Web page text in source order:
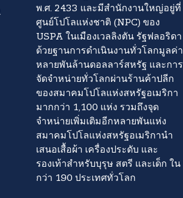
พ.ศ. 2433 และมีสำนักงานใหญ่อยู่ที่
ศูนย์โปโลแห่งชาติ (NPC) ของ
USPA ในเมืองเวลลิงตัน รัฐฟลอริดา
ด้วยฐานการดำเนินงานทั่วโลกมูลค่า
หลายพันล้านดอลลาร์สหรัฐ และการ
จัดจำหน่ายทั่วโลกผ่านร้านค้าปลีก
ของสมาคมโปโลแห่งสหรัฐอเมริกา
มากกว่า 1,100 แห่ง รวมถึงจุด
จำหน่ายเพิ่มเติมอีกหลายพันแห่ง
สมาคมโปโลแห่งสหรัฐอเมริกานำ
เสนอเสื้อผ้า เครื่องประดับ และ
รองเท้าสำหรับบุรุษ สตรี และเด็ก ใน
กว่า 190 ประเทศทั่วโลก